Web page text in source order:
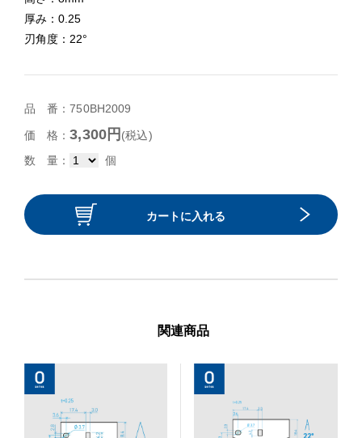
厚み：0.25
刃角度：22°
品 番：750BH2009
価 格：3,300円 (税込)
数 量：
個
カートに入れる
関連商品